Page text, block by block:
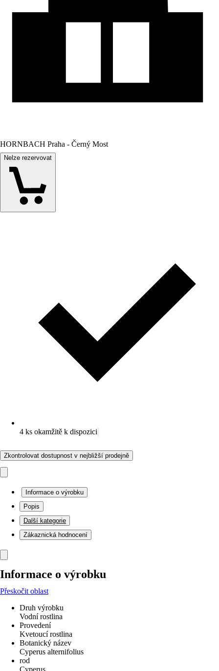
HORNBACH Praha - Černý Most
Nelze rezervovat
4 ks okamžitě k dispozici
Zkontrolovat dostupnost v nejbližší prodejně
Informace o výrobku
Popis
Další kategorie
Zákaznická hodnocení
Informace o výrobku
Přeskočit oblast
Druh výrobku
Vodní rostlina
Provedení
Kvetoucí rostlina
Botanický název
Cyperus alternifolius
rod
Cyperus